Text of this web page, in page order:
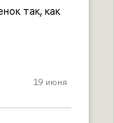
так, как
19 июня